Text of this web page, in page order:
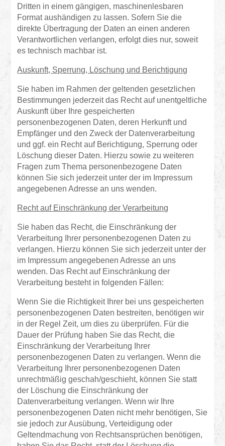
Dritten in einem gängigen, maschinenlesbaren
Format aushändigen zu lassen. Sofern Sie die
direkte Übertragung der Daten an einen anderen
Verantwortlichen verlangen, erfolgt dies nur, soweit
es technisch machbar ist.
Auskunft, Sperrung, Löschung und Berichtigung
Sie haben im Rahmen der geltenden gesetzlichen
Bestimmungen jederzeit das Recht auf unentgeltliche
Auskunft über Ihre gespeicherten
personenbezogenen Daten, deren Herkunft und
Empfänger und den Zweck der Datenverarbeitung
und ggf. ein Recht auf Berichtigung, Sperrung oder
Löschung dieser Daten. Hierzu sowie zu weiteren
Fragen zum Thema personenbezogene Daten
können Sie sich jederzeit unter der im Impressum
angegebenen Adresse an uns wenden.
Recht auf Einschränkung der Verarbeitung
Sie haben das Recht, die Einschränkung der
Verarbeitung Ihrer personenbezogenen Daten zu
verlangen. Hierzu können Sie sich jederzeit unter der
im Impressum angegebenen Adresse an uns
wenden. Das Recht auf Einschränkung der
Verarbeitung besteht in folgenden Fällen:
Wenn Sie die Richtigkeit Ihrer bei uns gespeicherten
personenbezogenen Daten bestreiten, benötigen wir
in der Regel Zeit, um dies zu überprüfen. Für die
Dauer der Prüfung haben Sie das Recht, die
Einschränkung der Verarbeitung Ihrer
personenbezogenen Daten zu verlangen. Wenn die
Verarbeitung Ihrer personenbezogenen Daten
unrechtmäßig geschah/geschieht, können Sie statt
der Löschung die Einschränkung der
Datenverarbeitung verlangen. Wenn wir Ihre
personenbezogenen Daten nicht mehr benötigen, Sie
sie jedoch zur Ausübung, Verteidigung oder
Geltendmachung von Rechtsansprüchen benötigen,